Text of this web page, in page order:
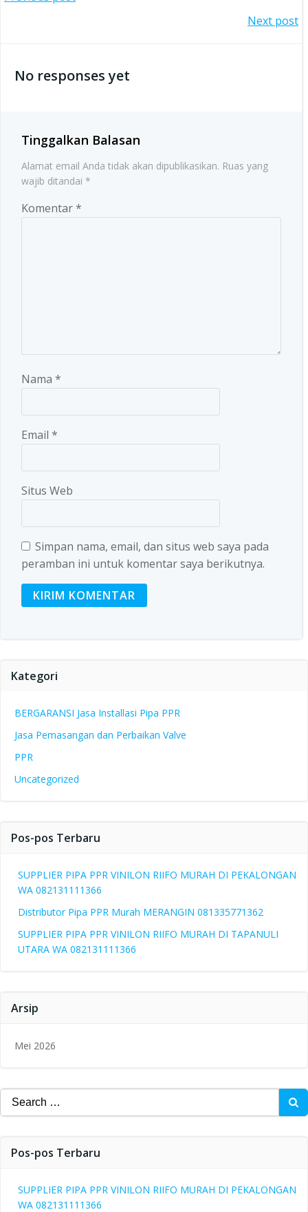
navigation
Next post
No responses yet
Tinggalkan Balasan
Alamat email Anda tidak akan dipublikasikan. Ruas yang
wajib ditandai *
Komentar*
Nama *
Email *
Situs Web
Simpan nama, email, dan situs web saya pada
peramban ini untuk komentar saya berikutnya.
Kategori
BERGARANSI Jasa Installasi Pipa PPR
Jasa Pemasangan dan Perbaikan Valve
PPR
Uncategorized
Pos-pos Terbaru
SUPPLIER PIPA PPR VINILON RIIFO MURAH DI PEKALONGAN
WA 082131111366
Distributor Pipa PPR Murah MERANGIN 081335771362
SUPPLIER PIPA PPR VINILON RIIFO MURAH DI TAPANULI
UTARA WA 082131111366
Arsip
Mei 2026
Search
for:
Pos-pos Terbaru
SUPPLIER PIPA PPR VINILON RIIFO MURAH DI PEKALONGAN
WA 082131111366